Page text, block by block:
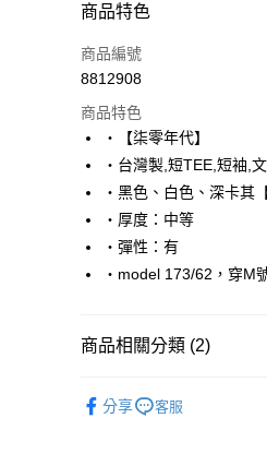
付款方式
信用卡一次付款
LINE Pay
Apple Pay
街口支付
悠遊付
AFTEE先享後付
相關說明
AFTEE先享後付是「在收到商
便利好安心！
ATM付款
商品特色
商品編號
8812908
商品特色
‧【柒零年代】
‧台灣製,短TEE,短袖,
‧黑色、白色、深卡其
‧厚度：中等
‧彈性：有
‧model 173/62，穿M
商品相關分類 (2)
分享 客服